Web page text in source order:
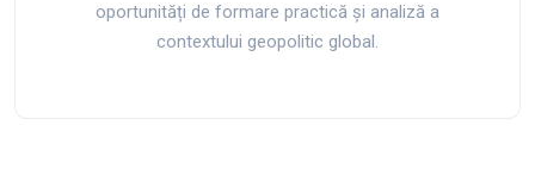
oportunități de formare practică și analiză a
contextului geopolitic global.